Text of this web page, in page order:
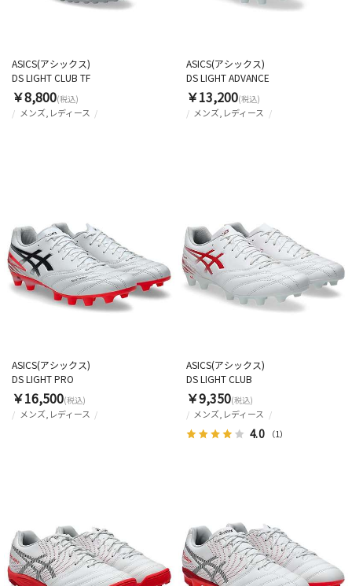
メンズ,レディース
ASICS(アシックス)
DS LIGHT CLUB TF
￥8,800(税込)
メンズ,レディース
ASICS(アシックス)
DS LIGHT ADVANCE
￥13,200(税込)
メンズ,レディース
ASICS(アシックス)
DS LIGHT PRO
￥16,500(税込)
メンズ,レディース
4.0 （1）
ASICS(アシックス)
DS LIGHT CLUB
￥9,350(税込)